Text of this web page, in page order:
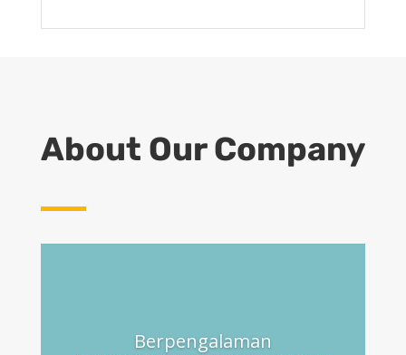
About Our Company
Kami memiliki cabang di indonesia